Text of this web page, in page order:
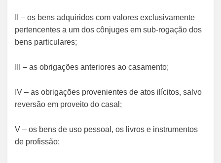
II – os bens adquiridos com valores exclusivamente
pertencentes a um dos cônjuges em sub-rogação dos
bens particulares;
III – as obrigações anteriores ao casamento;
IV – as obrigações provenientes de atos ilícitos, salvo
reversão em proveito do casal;
V – os bens de uso pessoal, os livros e instrumentos
de profissão;